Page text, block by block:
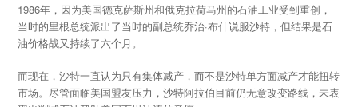
1986年，因为美国德克萨斯州和俄克拉荷马州的石油工业受到重创，
当时的里根总统派出了当时的副总统乔治·布什说服沙特，但结果是石
油价格战又持续了六个月。
而现在，沙特一直认为只有集体减产，而不是沙特单方面减产才能扭转
市场。尽管面临美国盟友压力，沙特阿拉伯目前仍无意改变路线，未表